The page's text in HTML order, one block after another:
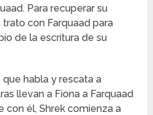
Para recuperar su
con Farquaad para
de la escritura de su
que habla y rescata a
llevan a Fiona a Farquaad
con él, Shrek comienza a